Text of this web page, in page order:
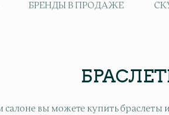
БРЕНДЫ В ПРОДАЖЕ
салоне вы можете купить